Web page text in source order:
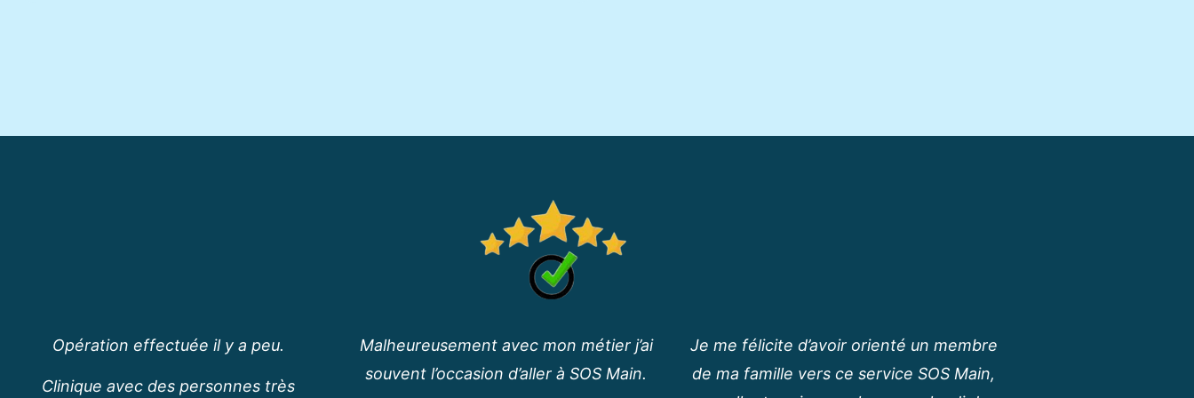
Opération effectuée il y a peu.
Clinique avec des personnes très
Malheureusement avec mon métier j’ai
souvent l’occasion d’aller à SOS Main.
Je me félicite d’avoir orienté un membre
de ma famille vers ce service SOS Main,